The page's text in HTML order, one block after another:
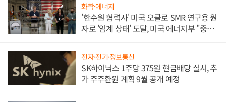
화학·에너지
'한수원 협력사' 미국 오클로 SMR 연구용 원
자로 '임계 상태' 도달, 미국 에너지부 "중요
전자·전기·정보통신
SK하이닉스 1주당 375원 현금배당 실시, 추
가 주주환원 계획 9월 공개 예정